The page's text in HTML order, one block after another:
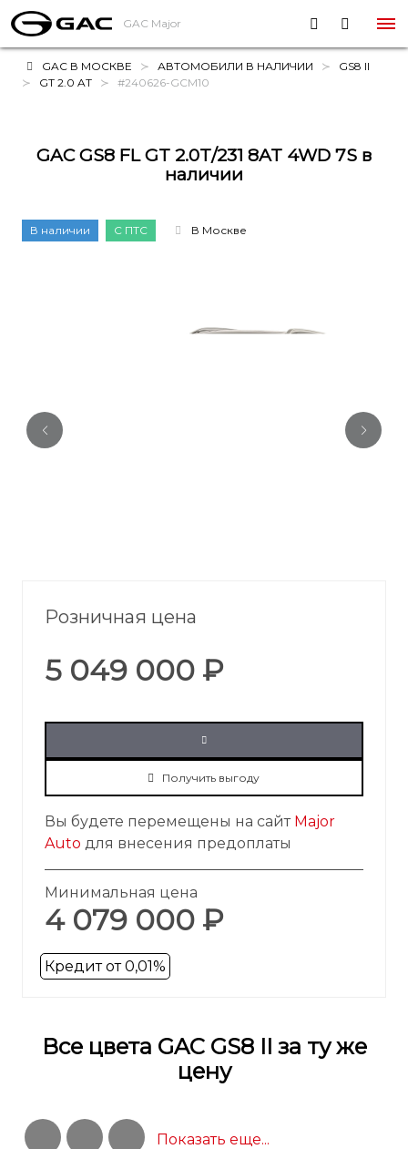
GAC Major
GAC В МОСКВЕ АВТОМОБИЛИ В НАЛИЧИИ
GS8 II
GT 2.0 AT
#240626-GCM10
GAC GS8 FL GT 2.0T/231 8AT 4WD 7S в
наличии
В наличии С ПТС В Москве
Розничная цена
5 049 000 ₽
Получить выгоду
Вы будете перемещены на сайт Major
Auto для внесения предоплаты
Минимальная цена
4 079 000 ₽
Кредит от 0,01%
Все цвета GAC GS8 II за ту же
цену
Показать еще...